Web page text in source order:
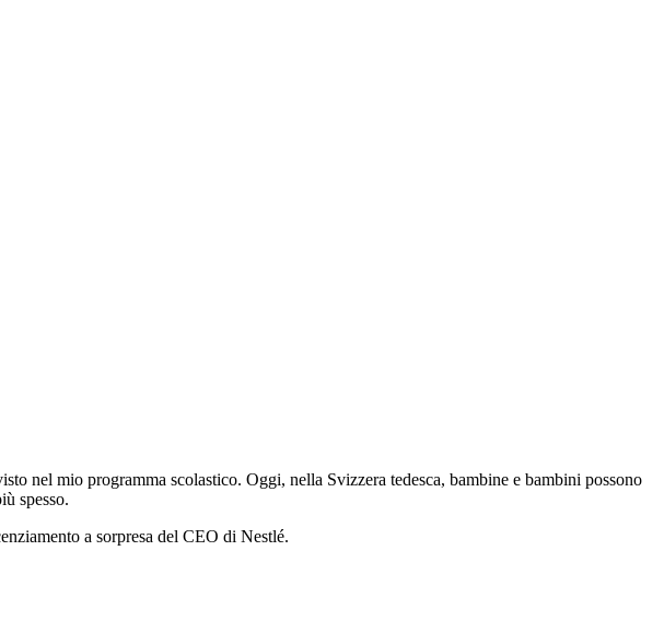
nel mio programma scolastico. Oggi, nella Svizzera tedesca, bambine e bambini possono
spesso.
a sorpresa del CEO di Nestlé.